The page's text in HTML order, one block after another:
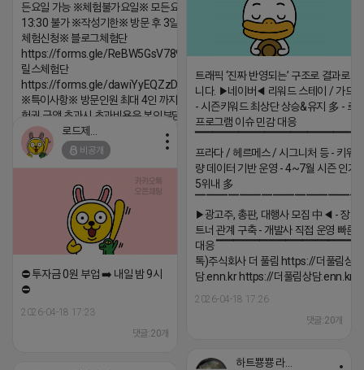
든요일 가능 ※체험불가요일※ 모든요일 12 ~
13:30 불가 ※작성기한※ 방문 후 3일 이내 ※
체험신청※ 블로그체험단
https://forms.gle/ReBW5GsV789ur2Pz6
릴스체험단
https://forms.gle/dawiYyEQZzDdqf8W8
※특이사항※ 방문인원 최대 4인 까지 가능 체
험권 금액 초과시 초과비용은 본인부담입니다.
2026-04-18 17:12
트래픽 ‘진짜 반영되는’ 구조로 결과로
니다. ▶네이버◀ 리워드 스테이 / 가드 /
- 시즌키워드 최상단 상승&유지 多 - 로
프로그램 이슈 민감 대응
▔▔▔▔▔▔▔▔▔▔▔▔▔▔▔▔▔▔ ▶
프라다 / 헤르메스 / 시그니처 등 - 키워
량 데이터 기반 운영 - 4~7월 시즌 인기
5위내 多
▶광고주, 총판, 대행사 모집 中◀ - 장기
트너 관계 구축 - 개발사 직접 운영 빠른
대응
톡)주식회사 더 풀림 https://더풀림상
담.enn.kr https://더풀림상담.enn.kr
2026-04-18 17:26
댓글:20개
비공개
⛔️ 투자금 0원 부업 ➡️ 내일 밤 9시
⛔️
2026-04-18 17:23
댓글:20개
하트뿅뿅 라이언